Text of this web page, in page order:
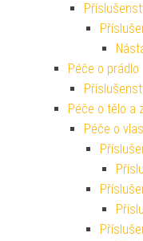
Péče o prádlo
Péče o tělo a
Péče o